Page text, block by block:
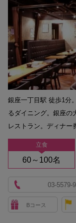
立食
60～100名
銀座一丁目駅 徒歩1分
るダイニング。銀座の
レストラン。ディナー
Bコース
03-5579-